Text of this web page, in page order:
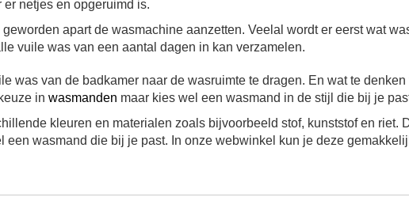
netjes en opgeruimd is.
apart de wasmachine aanzetten. Veelal wordt er eerst wat
vuile was van een aantal dagen in kan verzamelen.
was van de badkamer naar de wasruimte te dragen. En wat te denken
in wasmanden maar kies wel een wasmand in de stijl die bij je
kleuren en materialen zoals bijvoorbeeld stof, kunststof en riet.
wasmand die bij je past. In onze webwinkel kun je deze